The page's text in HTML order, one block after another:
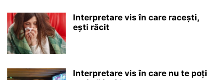
Interpretare vis în care racești,
ești răcit
Interpretare vis în care nu te poți